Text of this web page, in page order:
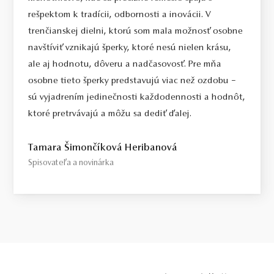
Select / náš tip
kvalitu za férovú cenu. Jedná sa o diamant bez akýchkoľvek
viditeľných kompromisov, starostlivo vybraný priamo na diamantovej
burze v Antverpách. Čistota SI1, farba H, výbrus Excellent,
fluorescencia Medium.
Top / vysoká kvalita
tých, ktorí chcú to najlepšie, bez kompromisov.
Certifikácia diamantov
rešpektom k tradícii, odbornosti a inovácii. V
trenčianskej dielni, ktorú som mala možnosť osobne
navštíviť vznikajú šperky, ktoré nesú nielen krásu,
ale aj hodnotu, dôveru a nadčasovosť. Pre mňa
osobne tieto šperky predstavujú viac než ozdobu –
sú vyjadrením jedinečnosti každodennosti a hodnôt,
ktoré pretrvávajú a môžu sa dediť ďalej.
Tamara Šimončíková Heribanová
Spisovateľa a novinárka